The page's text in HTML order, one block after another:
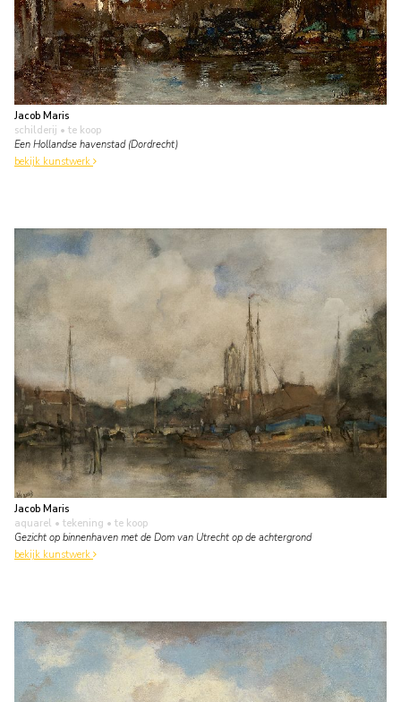
Jacob Maris
schilderij • te koop
Een Hollandse havenstad (Dordrecht)
bekijk kunstwerk
Jacob Maris
aquarel • tekening • te koop
Gezicht op binnenhaven met de Dom van Utrecht op de achtergrond
bekijk kunstwerk